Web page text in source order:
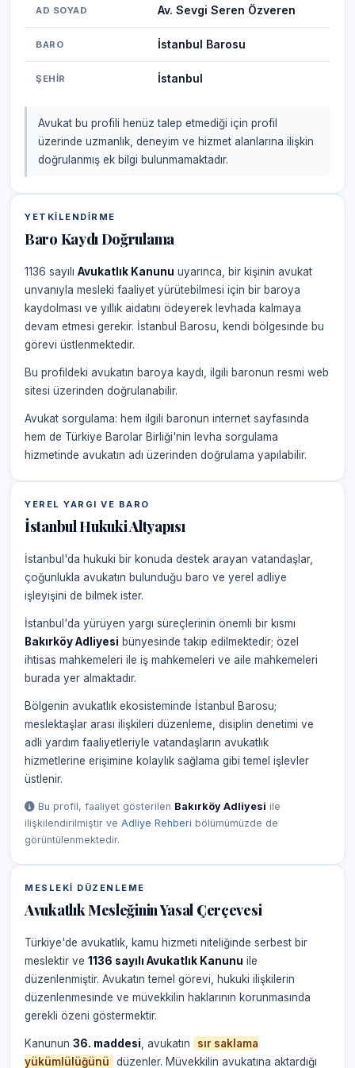
AD SOYAD Av. Sevgi Seren Özveren
BARO İstanbul Barosu
ŞEHIR İstanbul
Avukat bu profili henüz talep etmediği için profil
üzerinde uzmanlık, deneyim ve hizmet alanlarına ilişkin
doğrulanmış ek bilgi bulunmamaktadır.
YETKILENDIRME
Baro Kaydı Doğrulama
1136 sayılı Avukatlık Kanunu uyarınca, bir kişinin avukat
unvanıyla mesleki faaliyet yürütebilmesi için bir baroya
kaydolması ve yıllık aidatını ödeyerek levhada kalmaya
devam etmesi gerekir. İstanbul Barosu, kendi bölgesinde bu
görevi üstlenmektedir.
Bu profildeki avukatın baroya kaydı, ilgili baronun resmi web
sitesi üzerinden doğrulanabilir.
Avukat sorgulama: hem ilgili baronun internet sayfasında
hem de Türkiye Barolar Birliği'nin levha sorgulama
hizmetinde avukatın adı üzerinden doğrulama yapılabilir.
YEREL YARGI VE BARO
İstanbul Hukuki Altyapısı
İstanbul'da hukuki bir konuda destek arayan vatandaşlar,
çoğunlukla avukatın bulunduğu baro ve yerel adliye
işleyişini de bilmek ister.
İstanbul'da yürüyen yargı süreçlerinin önemli bir kısmı
Bakırköy Adliyesi bünyesinde takip edilmektedir; özel
ihtisas mahkemeleri ile iş mahkemeleri ve aile mahkemeleri
burada yer almaktadır.
Bölgenin avukatlık ekosisteminde İstanbul Barosu;
meslektaşlar arası ilişkileri düzenleme, disiplin denetimi ve
adli yardım faaliyetleriyle vatandaşların avukatlık
hizmetlerine erişimine kolaylık sağlama gibi temel işlevler
üstlenir.
Bu profil, faaliyet gösterilen Bakırköy Adliyesi ile
ilişkilendirilmiştir ve Adliye Rehberi bölümümüzde de
görüntülenmektedir.
MESLEKI DÜZENLEME
Avukatlık Mesleğinin Yasal Çerçevesi
Türkiye'de avukatlık, kamu hizmeti niteliğinde serbest bir
meslektir ve 1136 sayılı Avukatlık Kanunu ile
düzenlenmiştir. Avukatın temel görevi, hukuki ilişkilerin
düzenlenmesinde ve müvekkilin haklarının korunmasında
gerekli özeni göstermektir.
Kanunun 36. maddesi , avukatın
sır saklama
yükümlülüğünü
düzenler. Müvekkilin avukatına aktardığı